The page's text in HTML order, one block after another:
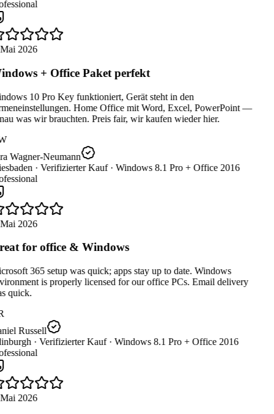
2026
+ Office Paket perfekt
10 Pro Key funktioniert, Gerät steht in den
Home Office mit Word, Excel, PowerPoint —
was wir brauchten. Preis fair, wir kaufen wieder hier.
Wagner-Neumann
· Verifizierter Kauf · Windows 8.1 Pro + Office 2016
2026
for office & Windows
365 setup was quick; apps stay up to date. Windows
is properly licensed for our office PCs. Email delivery
quick.
Russell
· Verifizierter Kauf · Windows 8.1 Pro + Office 2016
2026